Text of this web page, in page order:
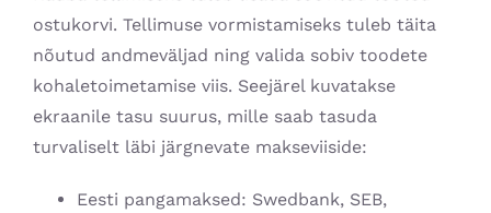
ostukorvi. Tellimuse vormistamiseks tuleb täita
nõutud andmeväljad ning valida sobiv toodete
kohaletoimetamise viis. Seejärel kuvatakse
ekraanile tasu suurus, mille saab tasuda
turvaliselt läbi järgnevate makseviiside:
Eesti pangamaksed: Swedbank, SEB,